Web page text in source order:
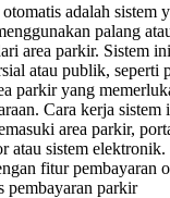
adalah sistem
palang
area parkir. Sistem
atau publik, seperti
parkir yang
Cara kerja sistem
area parkir,
atau sistem
fitur pembayaran
pembayaran parkir